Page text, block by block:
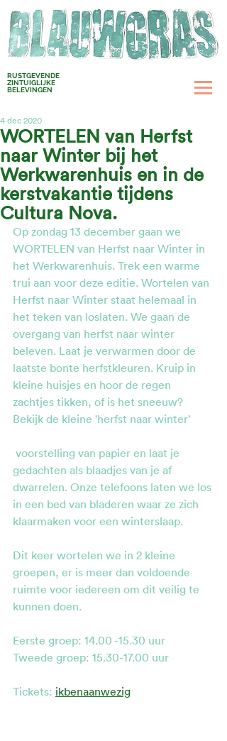
RUSTGEVENDE
ZINTUIGLIJKE
BELEVINGEN
WORTELEN van Herfst
naar Winter bij het
Werkwarenhuis en in de
kerstvakantie tijdens
Cultura Nova.
4 dec 2020
Op zondag 13 december gaan we
WORTELEN van Herfst naar Winter in
het Werkwarenhuis. Trek een warme
trui aan voor deze editie. Wortelen van
Herfst naar Winter staat helemaal in
het teken van loslaten. We gaan de
overgang van herfst naar winter
beleven. Laat je verwarmen door de
laatste bonte herfstkleuren. Kruip in
kleine huisjes en hoor de regen
zachtjes tikken, of is het sneeuw?
Bekijk de kleine 'herfst naar winter'
gedachten als blaadjes van je af
dwarrelen. Onze telefoons laten we los
in een bed van bladeren waar ze zich
klaarmaken voor een winterslaap.
Dit keer wortelen we in 2 kleine
groepen, er is meer dan voldoende
ruimte voor iedereen om dit veilig te
kunnen doen.
Eerste groep: 14.00 -15.30 uur
Tweede groep: 15.30-17.00 uur
Tickets: ikbenaanwezig